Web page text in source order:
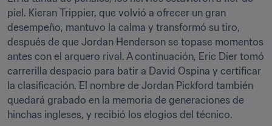
piel. Kieran Trippier, que volvió a ofrecer un gran
desempeño, mantuvo la calma y transformó su tiro,
después de que Jordan Henderson se topase momentos
antes con el arquero rival. A continuación, Eric Dier tomó
carrerilla despacio para batir a David Ospina y certificar
la clasificación. El nombre de Jordan Pickford también
quedará grabado en la memoria de generaciones de
hinchas ingleses, y recibió los elogios del técnico.